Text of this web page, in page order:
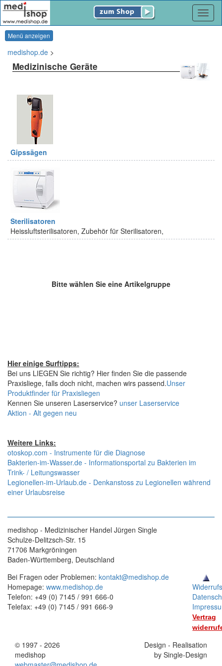
Menü anzeigen
medishop.de >
Medizinische Geräte
Gipssägen
Sterilisatoren
Heissluftsterilisatoren, Zubehör für Sterilisatoren,
Bitte wählen Sie eine Artikelgruppe
Hier einige Surftipps:
Bei uns LIEGEN Sie richtig? Hier finden Sie die passende
Praxisliege, falls doch nicht, machen wirs passend.Unser
Produktfinder für Praxisliegen
Kennen Sie unseren Laserservice? unser Laserservice
Aktion - Alt gegen neu
Weitere Links:
otoskop.com - Instrumente für die Diagnose
Bakterien-im-Wasser.de - Informationsportal zu Bakterien im
Trink- / Leitungswasser
Legionellen-im-Urlaub.de - Denkanstoss zu Legionellen während
einer Urlaubsreise
medishop - Medizinischer Handel Jürgen Single
Schulze-Delitzsch-Str. 15
71706 Markgröningen
Baden-Württemberg, Deutschland
Bei Fragen oder Problemen: kontakt@medishop.de
Homepage: www.medishop.de
Telefon: +49 (0) 7145 / 991 666-0
Telefax: +49 (0) 7145 / 991 666-9
Vertrag
© 1997 - 2026
medishop
Design - Realisation
by Single-Design